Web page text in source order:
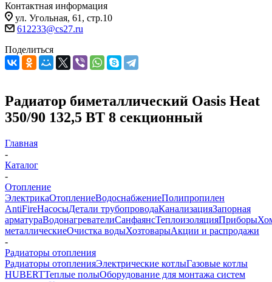
Контактная информация
ул. Угольная, 61, стр.10
612233@cs27.ru
Поделиться
Радиатор биметаллический Oasis Heat
350/90 132,5 ВТ 8 секционный
Главная
-
Каталог
-
Отопление
ЭлектрикаОтоплениеВодоснабжениеПолипропилен
AntiFireНасосыДетали трубопроводаКанализацияЗапорная
арматураВодонагревателиСанфаянсТеплоизоляцияПриборы
металлическиеОчистка водыХозтоварыАкции и распродажи
-
Радиаторы отопления
Радиаторы отопленияЭлектрические котлыГазовые котлы
HUBERTТеплые полыОборудование для монтажа систем